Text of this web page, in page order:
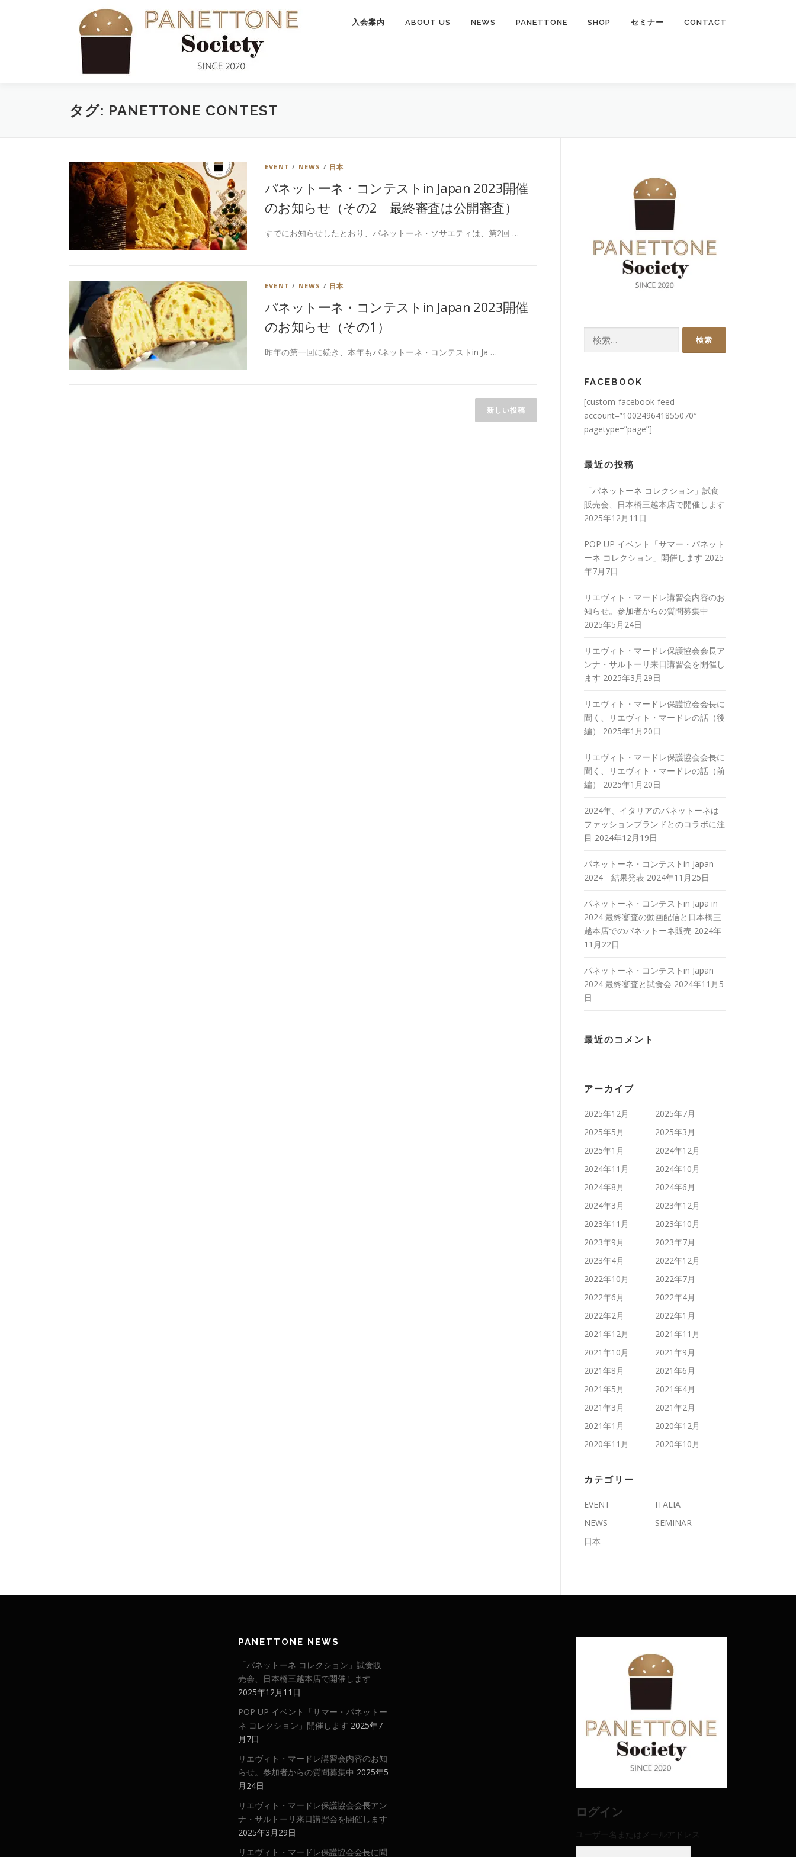
入会案内 ABOUT US NEWS PANETTONE SHOP セミナー CONTACT
タグ: PANETTONE CONTEST
EVENT / NEWS / 日本
パネットーネ・コンテストin Japan 2023開催
のお知らせ（その2 最終審査は公開審査）
すでにお知らせしたとおり、パネットーネ・ソサエティは、第2回 …
EVENT / NEWS / 日本
パネットーネ・コンテストin Japan 2023開催
のお知らせ（その1）
昨年の第一回に続き、本年もパネットーネ・コンテストin Ja …
新しい投稿
FACEBOOK
[custom-facebook-feed
account=”100249641855070″
pagetype=”page”]
最近の投稿
「パネットーネ コレクション」試食
販売会、日本橋三越本店で開催します
2025年12月11日
POP UP イベント「サマー・パネット
ーネ コレクション」開催します 2025
年7月7日
リエヴィト・マードレ講習会内容のお
知らせ。参加者からの質問募集中
2025年5月24日
リエヴィト・マードレ保護協会会長ア
ンナ・サルトーリ来日講習会を開催し
ます 2025年3月29日
リエヴィト・マードレ保護協会会長に
聞く、リエヴィト・マードレの話（後
編）
2025年1月20日
リエヴィト・マードレ保護協会会長に
聞く、リエヴィト・マードレの話（前
編）
2025年1月20日
2024年、イタリアのパネットーネは
ファッションブランドとのコラボに注
目 2024年12月19日
パネットーネ・コンテストin Japan
2024 結果発表 2024年11月25日
パネットーネ・コンテストin Japa in
2024 最終審査の動画配信と日本橋三
越本店でのパネットーネ販売 2024年
11月22日
パネットーネ・コンテストin Japan
2024 最終審査と試食会 2024年11月5
日
最近のコメント
アーカイブ
2025年12月
2025年7月
2025年5月
2025年3月
2025年1月
2024年12月
2024年11月
2024年10月
2024年8月
2024年6月
2024年3月
2023年12月
2023年11月
2023年10月
2023年9月
2023年7月
2023年4月
2022年12月
2022年10月
2022年7月
2022年6月
2022年4月
2022年2月
2022年1月
2021年12月
2021年11月
2021年10月
2021年9月
2021年8月
2021年6月
2021年5月
2021年4月
2021年3月
2021年2月
2021年1月
2020年12月
2020年11月
2020年10月
カテゴリー
EVENT
ITALIA
NEWS
SEMINAR
日本
PANETTONE NEWS
「パネットーネ コレクション」試食販
売会、日本橋三越本店で開催します
2025年12月11日
POP UP イベント「サマー・パネットー
ネ コレクション」開催します 2025年7
月7日
リエヴィト・マードレ講習会内容のお知
らせ。参加者からの質問募集中 2025年5
月24日
リエヴィト・マードレ保護協会会長アン
ナ・サルトーリ来日講習会を開催します
2025年3月29日
リエヴィト・マードレ保護協会会長に聞
ログイン
ユーザー名またはメールアドレス